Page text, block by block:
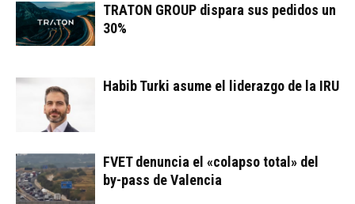
TRATON GROUP dispara sus pedidos un
30%
Habib Turki asume el liderazgo de la IRU
FVET denuncia el «colapso total» del
by-pass de Valencia